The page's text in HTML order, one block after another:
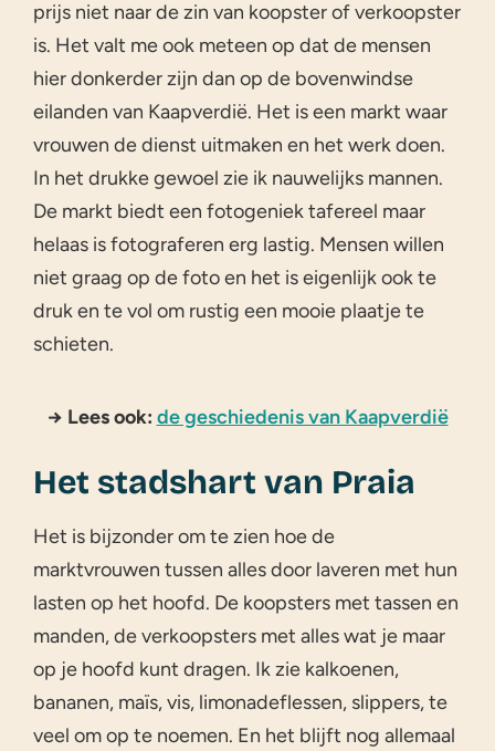
prijs niet naar de zin van koopster of verkoopster
is. Het valt me ook meteen op dat de mensen
hier donkerder zijn dan op de bovenwindse
eilanden van Kaapverdië. Het is een markt waar
vrouwen de dienst uitmaken en het werk doen.
In het drukke gewoel zie ik nauwelijks mannen.
De markt biedt een fotogeniek tafereel maar
helaas is fotograferen erg lastig. Mensen willen
niet graag op de foto en het is eigenlijk ook te
druk en te vol om rustig een mooie plaatje te
schieten.
→ Lees ook: de geschiedenis van Kaapverdië
Het stadshart van Praia
Het is bijzonder om te zien hoe de
marktvrouwen tussen alles door laveren met hun
lasten op het hoofd. De koopsters met tassen en
manden, de verkoopsters met alles wat je maar
op je hoofd kunt dragen. Ik zie kalkoenen,
bananen, maïs, vis, limonadeflessen, slippers, te
veel om op te noemen. En het blijft nog allemaal